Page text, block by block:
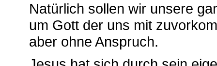
Natürlich sollen wir unsere
um Gott der uns mit
aber ohne Anspruch.